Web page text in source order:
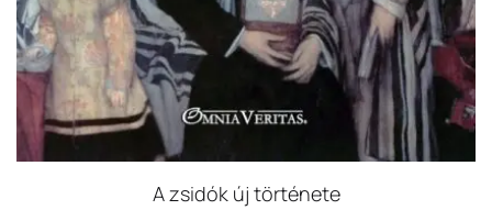
A zsidók új története